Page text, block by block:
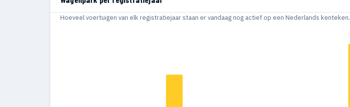
Hoeveel voertuigen van elk registratiejaar staan er vandaag nog actief op een Nederlands kenteken.